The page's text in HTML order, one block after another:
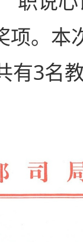
项。本
有3名